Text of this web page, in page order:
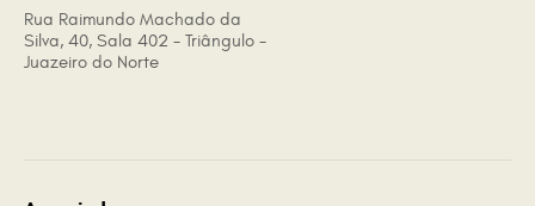
Rua Raimundo Machado da
Silva, 40, Sala 402 - Triângulo -
Juazeiro do Norte